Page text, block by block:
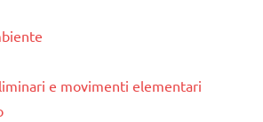
e movimenti elementari